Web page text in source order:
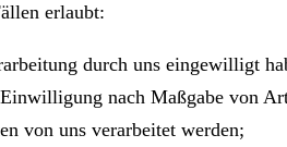
erlaubt:
durch uns eingewilligt
nach Maßgabe von
von uns verarbeitet werden;